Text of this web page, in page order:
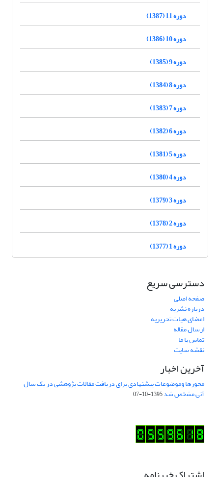
دوره 11 (1387)
دوره 10 (1386)
دوره 9 (1385)
دوره 8 (1384)
دوره 7 (1383)
دوره 6 (1382)
دوره 5 (1381)
دوره 4 (1380)
دوره 3 (1379)
دوره 2 (1378)
دوره 1 (1377)
دسترسی سریع
صفحه اصلی
درباره نشریه
اعضای هیات تحریریه
ارسال مقاله
تماس با ما
نقشه سایت
آخرین اخبار
محورها وموضوعات پیشنهادی برای دریافت مقالات پژوهشی در یک سال
آتی مشخص شد1395-10-07